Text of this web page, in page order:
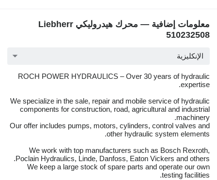
معلومات إضافية — محرك هيدروليكي Liebherr
510232508
الإنكليزية
ROCH POWER HYDRAULICS – Over 30 years of hydraulic
expertise.
We specialize in the sale, repair and mobile service of hydraulic
components for construction, road, agricultural and industrial
machinery.
Our offer includes pumps, motors, cylinders, control valves and
other hydraulic system elements.
We work with top manufacturers such as Bosch Rexroth,
Poclain Hydraulics, Linde, Danfoss, Eaton Vickers and others.
We keep a large stock of spare parts and operate our own
testing facilities.